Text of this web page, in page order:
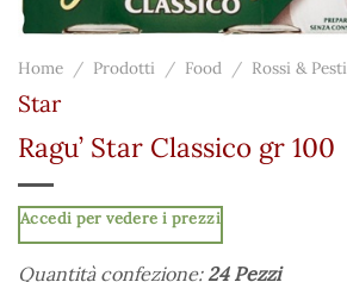
Home / Prodotti / Food / Rossi & Pesti
Star
Ragu’ Star Classico gr 100
Accedi per vedere i prezzi
Quantità confezione: 24 Pezzi